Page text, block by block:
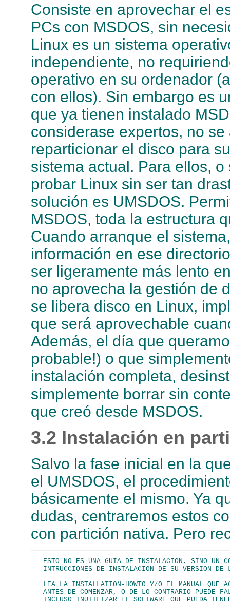
Consiste en aprovechar el
PCs con MSDOS, sin
Linux es un sistema
independiente, no
operativo en su ordenador
con ellos). Sin embargo es
que ya tienen instalado
considerase expertos, no
reparticionar el disco para
sistema actual. Para ellos,
probar Linux sin ser tan
solución es UMSDOS.
MSDOS, toda la estructura
Cuando arranque el
información en ese
ser ligeramente más lento
no aprovecha la gestión de
se libera disco en Linux,
que será aprovechable
Además, el día que
probable!) o que
instalación completa,
simplemente borrar sin
que creó desde MSDOS.
3.2 Instalación en
Salvo la fase inicial en la
el UMSDOS, el
básicamente el mismo. Ya
dudas, centraremos estos
con partición nativa. Pero
ESTO NO ES UNA GUIA DE INSTALACION, SINO UN
INTRUCCIONES DE INSTALACION DE SU VERSION DE
LEA LA INSTALLATION-HOWTO Y/O EL MANUAL QUE
ANTES DE COMENZAR, O DE LO CONTRARIO PUEDE